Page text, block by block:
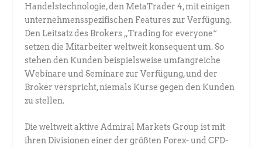
Handelstechnologie, den MetaTrader 4, mit einigen
unternehmensspezifischen Features zur Verfügung.
Den Leitsatz des Brokers „Trading for everyone“
setzen die Mitarbeiter weltweit konsequent um. So
stehen den Kunden beispielsweise umfangreiche
Webinare und Seminare zur Verfügung, und der
Broker verspricht, niemals Kurse gegen den Kunden
zu stellen.
Die weltweit aktive Admiral Markets Group ist mit
ihren Divisionen einer der größten Forex- und CFD-